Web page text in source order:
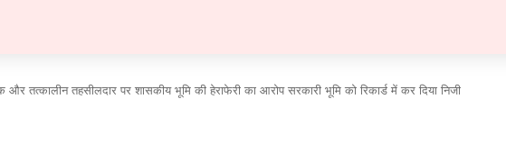
और तत्कालीन तहसीलदार पर शासकीय भूमि की हेराफेरी का आरोप सरकारी भूमि को रिकार्ड में कर दिया निजी